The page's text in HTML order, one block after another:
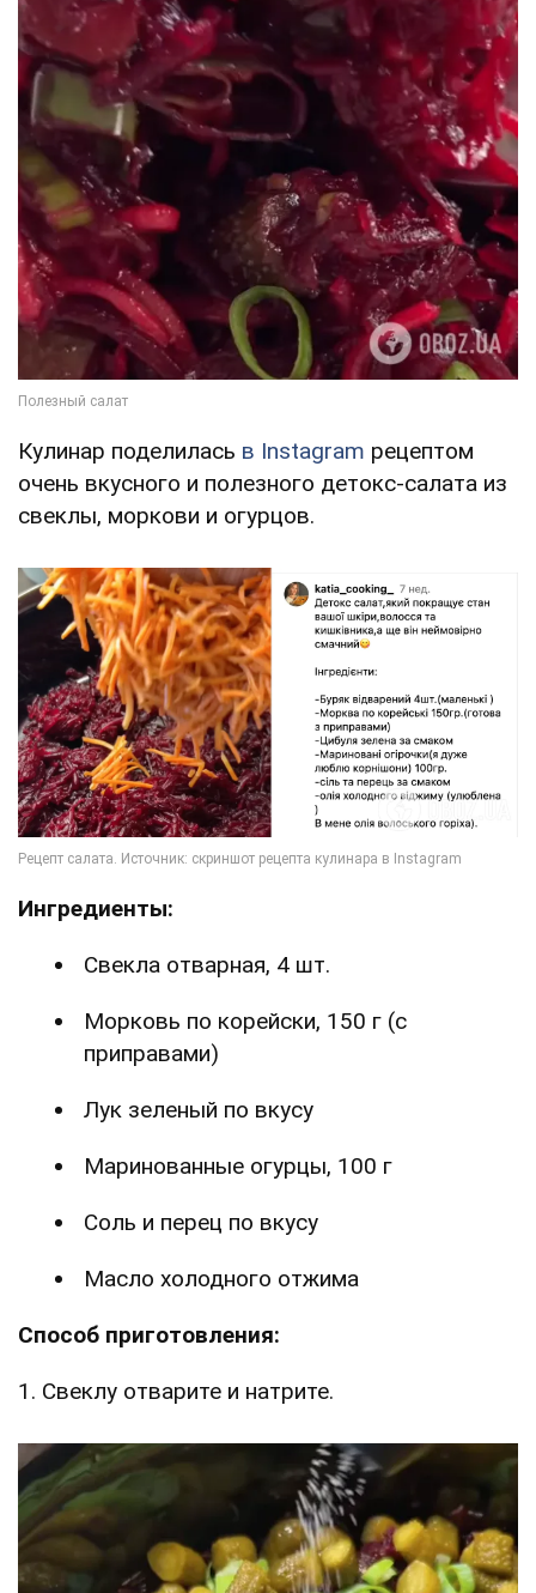
Кулинар поделилась в Instagram рецептом
очень вкусного и полезного детокс-салата из
свеклы, моркови и огурцов.
Ингредиенты:
Свекла отварная, 4 шт.
Морковь по корейски, 150 г (с
приправами)
Лук зеленый по вкусу
Маринованные огурцы, 100 г
Соль и перец по вкусу
Масло холодного отжима
Способ приготовления:
1. Свеклу отварите и натрите.